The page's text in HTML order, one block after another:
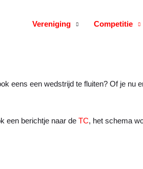
Vereniging Competitie
eens een wedstrijd te fluiten? Of je nu
een berichtje naar de TC, het schema